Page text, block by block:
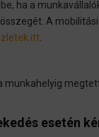
ha a
A
itt
esetén